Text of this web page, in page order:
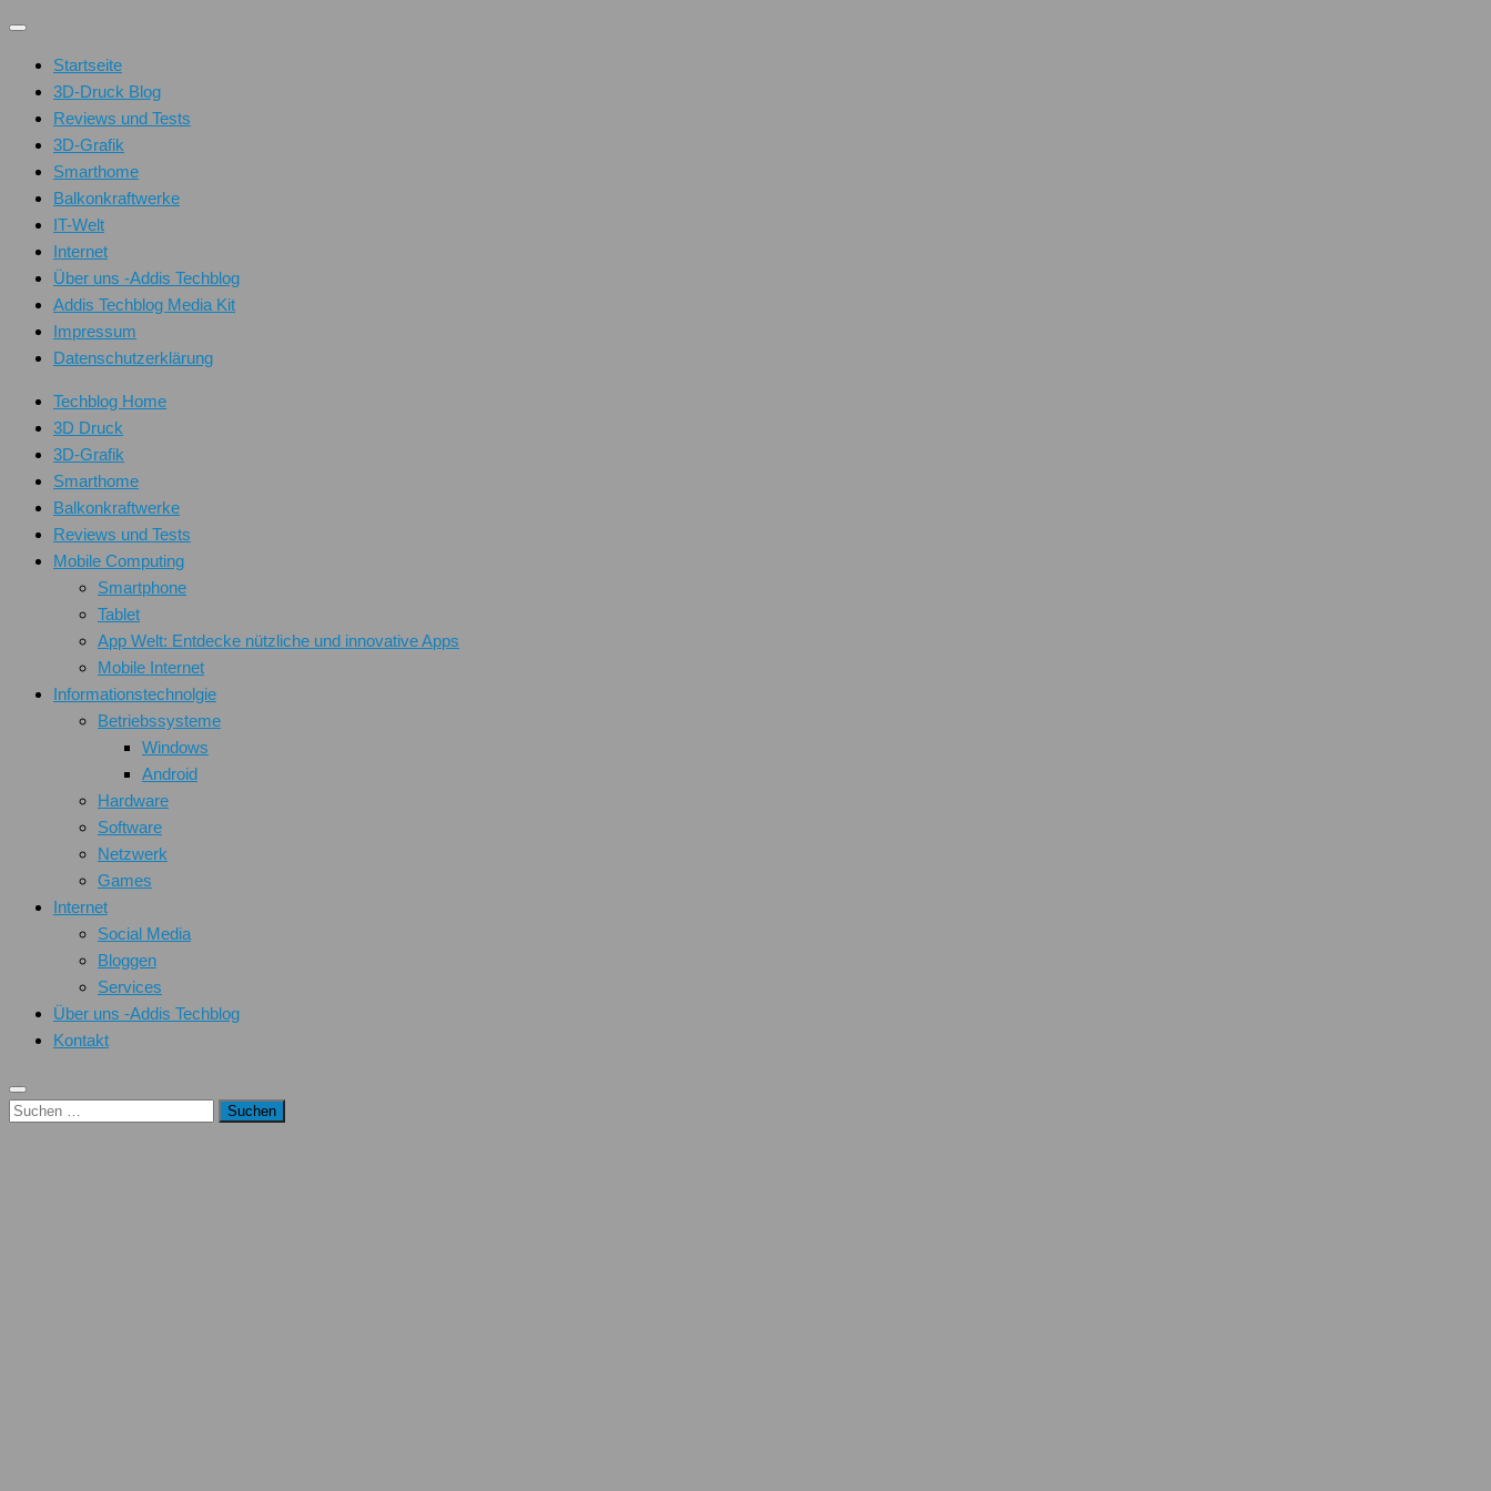
Unter
Inhalt
Startseite
3D-Druck Blog
Reviews und Tests
3D-Grafik
Smarthome
Balkonkraftwerke
IT-Welt
Internet
Über uns -Addis Techblog
Addis Techblog Media Kit
Impressum
Datenschutzerklärung
Techblog Home
3D Druck
3D-Grafik
Smarthome
Balkonkraftwerke
Reviews und Tests
Mobile Computing
Smartphone
Tablet
App Welt: Entdecke nützliche und innovative Apps
Mobile Internet
Informationstechnolgie
Betriebssysteme
Windows
Android
Hardware
Software
Netzwerk
Games
Internet
Social Media
Bloggen
Services
Über uns -Addis Techblog
Kontakt
Suchen